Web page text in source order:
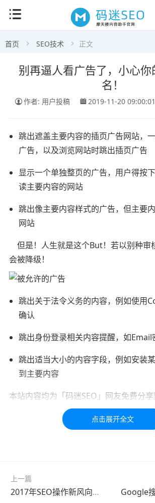
首页 SEO技术 正文
别再逼人看广告了，小心
名！
作者: 用户投稿 2019-11-20 09:00:01
跳出遮盖主要内容的插页广告网站，
广告，以及浏览网站时跳出插页广告
显示一个单独整页的广告，用户得按
读主要内容的网站
跳出像主要内容样式的广告，但主要
网站
但是！人生就是这个But！若以别种审
会被降级！
跳出关于法令义务的内容，例如使用
确认
跳出身份登录相关内容提醒，如Email
跳出适当大小的内容字段，例如安装
到主要内容
本站内容均为「码迷SEO」网友免费分
习交流，如有疑问，请联系我们48小时处
上一篇
2017年SEO操作新风向，Google抢先告诉你！